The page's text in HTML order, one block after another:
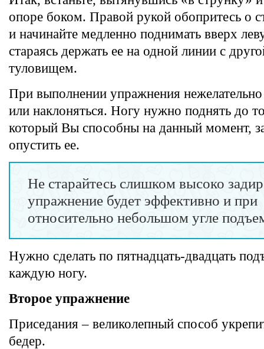
опоре боком. Правой рукой обопритесь о
и начинайте медленно поднимать вверх
стараясь держать ее на одной линии с
туловищем.
При выполнении упражнения нежелательно
или наклоняться. Ногу нужно поднять до
который Вы способны на данный момент,
опустить ее.
Не старайтесь слишком высоко
упражнение будет эффективно и при
относительно небольшом угле
Нужно сделать по пятнадцать-двадцать
каждую ногу.
Второе упражнение
Приседания – великолепный способ
бедер.